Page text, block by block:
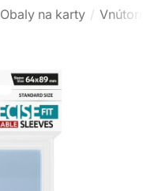
Obaly na karty Vnútorné